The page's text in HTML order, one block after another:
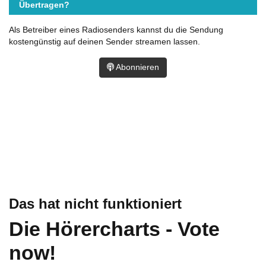
Das hat nicht funktioniert
Die Hörercharts - Vote
now!
Übertragen?
Als Betreiber eines Radiosenders kannst du die Sendung
kostengünstig auf deinen Sender streamen lassen.
Abonnieren